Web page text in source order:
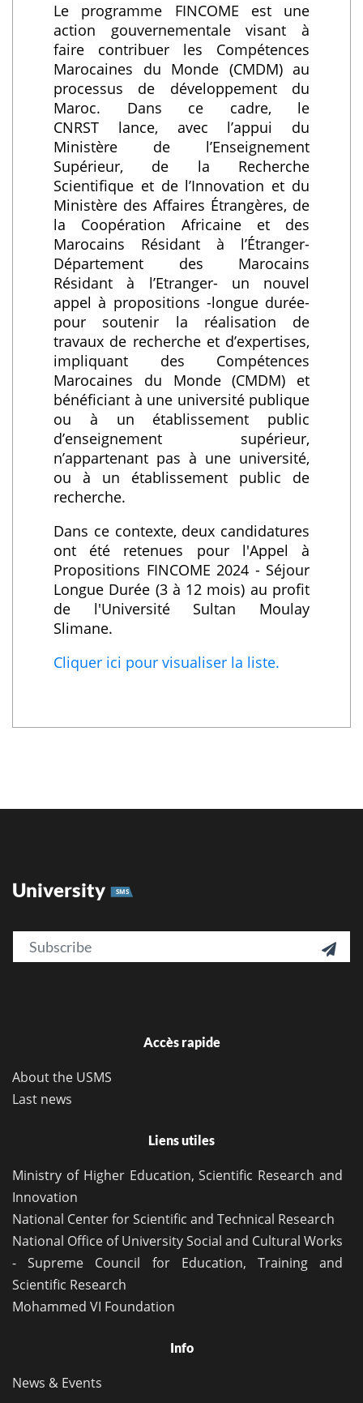
Le programme FINCOME est une
action gouvernementale visant à
faire contribuer les Compétences
Marocaines du Monde (CMDM) au
processus de développement du
Maroc. Dans ce cadre, le
CNRST lance, avec l’appui du
Ministère de l’Enseignement
Supérieur, de la Recherche
Scientifique et de l’Innovation et du
Ministère des Affaires Étrangères, de
la Coopération Africaine et des
Marocains Résidant à l’Étranger-
Département des Marocains
Résidant à l’Etranger- un nouvel
appel à propositions -longue durée-
pour soutenir la réalisation de
travaux de recherche et d’expertises,
impliquant des Compétences
Marocaines du Monde (CMDM) et
bénéficiant à une université publique
ou à un établissement public
d’enseignement supérieur,
n’appartenant pas à une université,
ou à un établissement public de
recherche.
Dans ce contexte, deux candidatures
ont été retenues pour l'Appel à
Propositions FINCOME 2024 - Séjour
Longue Durée (3 à 12 mois) au profit
de l'Université Sultan Moulay
Slimane.
Cliquer ici pour visualiser la liste.
University SMS
Email 
Accès rapide
About the USMS
Last news
Liens utiles
Ministry of Higher Education, Scientific Research and
Innovation
National Center for Scientific and Technical Research
National Office of University Social and Cultural Works
- Supreme Council for Education, Training and
Scientific Research
Mohammed VI Foundation
Info
News & Events